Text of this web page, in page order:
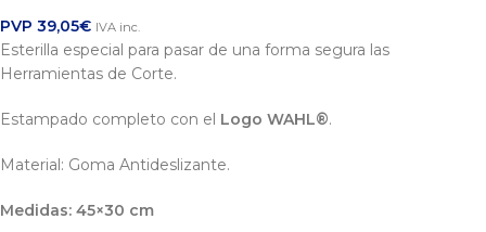
PVP 39,05€ IVA inc.
Esterilla especial para pasar de una forma segura las
Herramientas de Corte.
Estampado completo con el Logo WAHL®.
Material: Goma Antideslizante.
Medidas: 45×30 cm